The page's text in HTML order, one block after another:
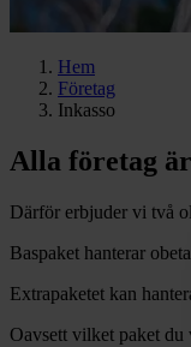
Hem
Företag
Inkasso
Alla företag
Därför erbjuder vi två
Baspaket hanterar
Extrapaketet kan
Oavsett vilket paket